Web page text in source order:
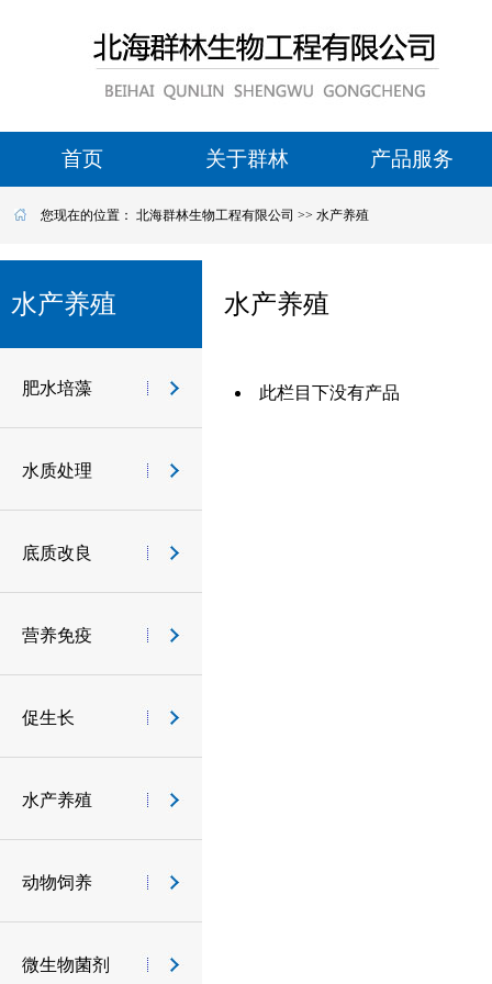
首页 关于群林 产品服务
您现在的位置： 北海群林生物工程有限公司 >> 水产养殖
水产养殖
肥水培藻
水质处理
底质改良
营养免疫
促生长
水产养殖
动物饲养
微生物菌剂
水产养殖
此栏目下没有产品